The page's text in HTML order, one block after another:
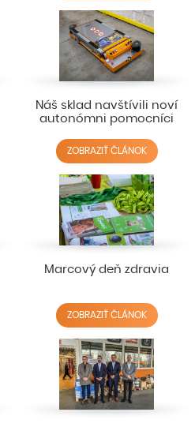
Náš sklad navštívili noví
autonómni pomocníci
ZOBRAZIŤ ČLÁNOK
Marcový deň zdravia
ZOBRAZIŤ ČLÁNOK